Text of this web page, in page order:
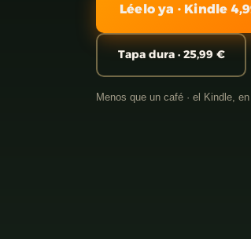
Léelo ya · Kindle
Tapa dura · 25,99 €
Menos que un café · el Kindle,